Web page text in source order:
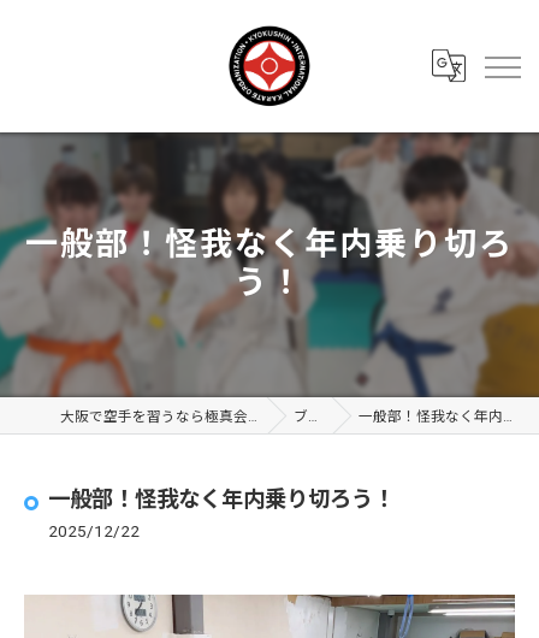
一般部！怪我なく年内乗り切ろ
う！
大阪で空手を習うなら極真会館 大阪布施支部 ブログ 一般部！怪我なく年内乗り切ろう！
一般部！怪我なく年内乗り切ろう！
2025/12/22